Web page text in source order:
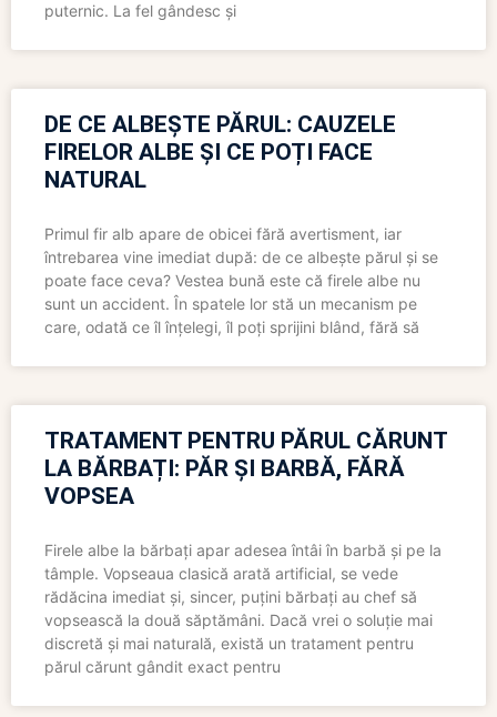
puternic. La fel gândesc și
DE CE ALBEȘTE PĂRUL: CAUZELE
FIRELOR ALBE ȘI CE POȚI FACE
NATURAL
Primul fir alb apare de obicei fără avertisment, iar
întrebarea vine imediat după: de ce albește părul și se
poate face ceva? Vestea bună este că firele albe nu
sunt un accident. În spatele lor stă un mecanism pe
care, odată ce îl înțelegi, îl poți sprijini blând, fără să
TRATAMENT PENTRU PĂRUL CĂRUNT
LA BĂRBAȚI: PĂR ȘI BARBĂ, FĂRĂ
VOPSEA
Firele albe la bărbați apar adesea întâi în barbă și pe la
tâmple. Vopseaua clasică arată artificial, se vede
rădăcina imediat și, sincer, puțini bărbați au chef să
vopsească la două săptămâni. Dacă vrei o soluție mai
discretă și mai naturală, există un tratament pentru
părul cărunt gândit exact pentru